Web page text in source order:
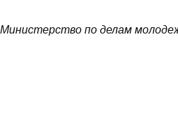
Министерство по делам